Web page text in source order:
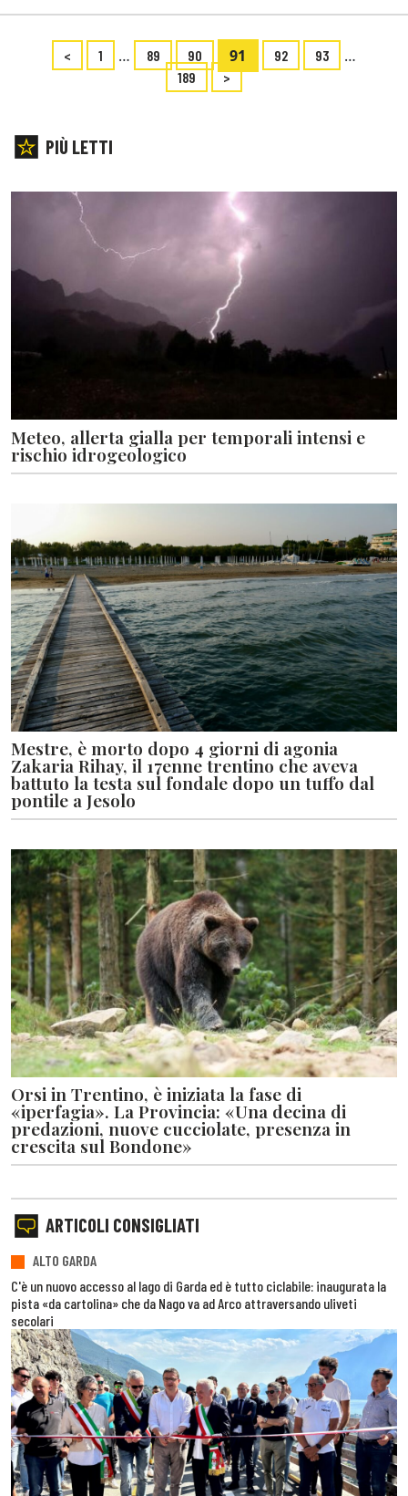
< 1 … 89 90 91 92 93 …
189 >
PIÙ LETTI
Meteo, allerta gialla per temporali intensi e
rischio idrogeologico
Mestre, è morto dopo 4 giorni di agonia
Zakaria Rihay, il 17enne trentino che aveva
battuto la testa sul fondale dopo un tuffo dal
pontile a Jesolo
Orsi in Trentino, è iniziata la fase di
«iperfagia». La Provincia: «Una decina di
predazioni, nuove cucciolate, presenza in
crescita sul Bondone»
ARTICOLI CONSIGLIATI
ALTO GARDA
C'è un nuovo accesso al lago di Garda ed è tutto ciclabile: inaugurata la
pista «da cartolina» che da Nago va ad Arco attraversando uliveti
secolari